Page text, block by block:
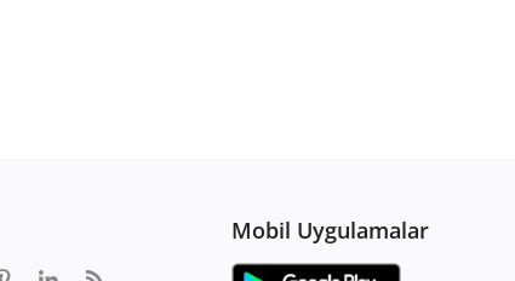
Mobil Uygulamalar